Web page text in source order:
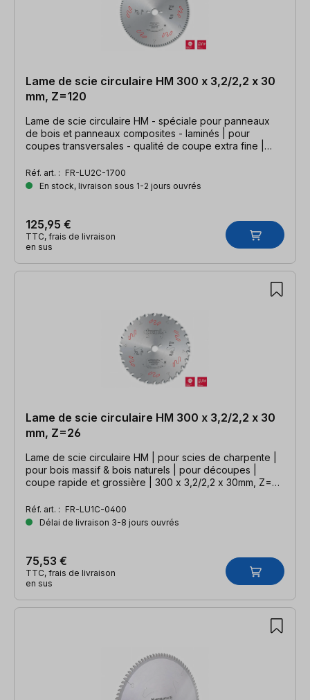
Lame de scie circulaire HM 300 x 3,2/2,2 x 30
mm, Z=120
Lame de scie circulaire HM - spéciale pour panneaux
de bois et panneaux composites - laminés | pour
coupes transversales - qualité de coupe extra fine |
Réf. art. : FR-LU2C-1700
En stock, livraison sous 1-2 jours ouvrés
125,95 €
TTC, frais de livraison
en sus
Lame de scie circulaire HM 300 x 3,2/2,2 x 30
mm, Z=26
Lame de scie circulaire HM | pour scies de charpente |
pour bois massif & bois naturels | pour découpes |
coupe rapide et grossière | 300 x 3,2/2,2 x 30mm, Z=26
Réf. art. : FR-LU1C-0400
Délai de livraison 3-8 jours ouvrés
75,53 €
TTC, frais de livraison
en sus